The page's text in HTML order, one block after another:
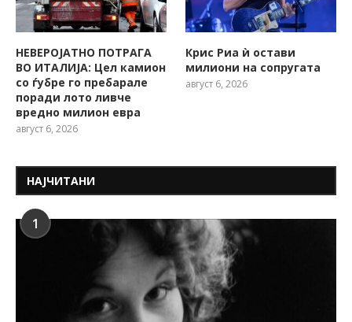
НЕВЕРОЈАТНО ПОТРАГА
ВО ИТАЛИЈА: Цел камион
со ѓубре го пребарале
поради лото ливче
вредно милион евра
август 6, 2026
Крис Риа ѝ остави
милиони на сопругата
август 6, 2026
НАЈЧИТАНИ
1